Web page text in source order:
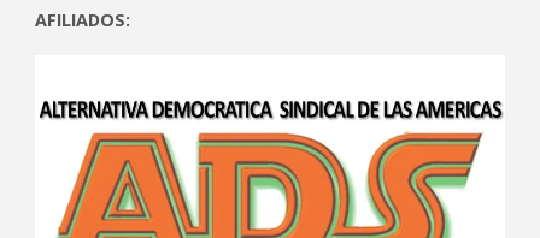
AFILIADOS: